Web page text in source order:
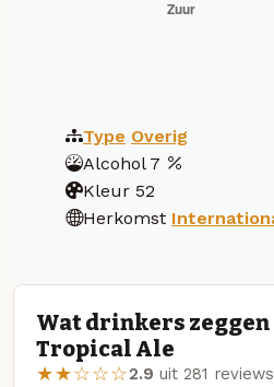
Type Overig
Alcohol 7
Kleur 52
Herkomst
Wat drinkers
Tropical Ale
★★☆☆☆2.9 uit 281 reviews